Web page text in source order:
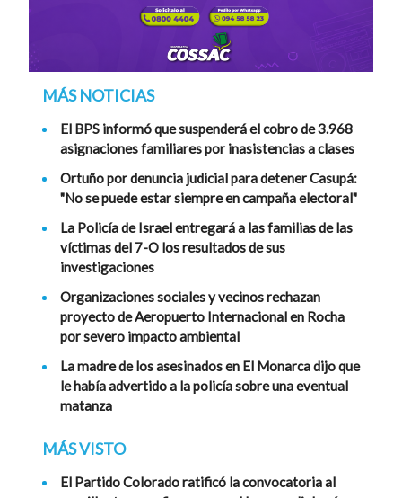
MÁS NOTICIAS
El BPS informó que suspenderá el cobro de 3.968
asignaciones familiares por inasistencias a clases
Ortuño por denuncia judicial para detener Casupá:
"No se puede estar siempre en campaña electoral"
La Policía de Israel entregará a las familias de las
víctimas del 7-O los resultados de sus
investigaciones
Organizaciones sociales y vecinos rechazan
proyecto de Aeropuerto Internacional en Rocha
por severo impacto ambiental
La madre de los asesinados en El Monarca dijo que
le había advertido a la policía sobre una eventual
matanza
MÁS VISTO
El Partido Colorado ratificó la convocatoria al